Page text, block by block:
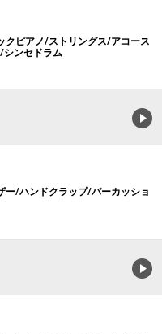
クピアノ/ストリングス/アコース
ンセドラム
ー/ハンドクラップ/パーカッショ